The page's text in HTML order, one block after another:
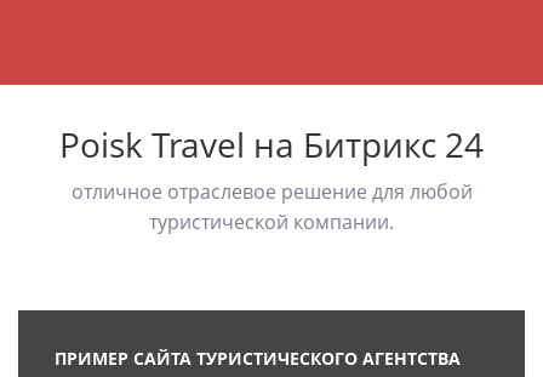
Poisk Travel на Битрикс 24
отличное отраслевое решение для любой
туристической компании.
ПРИМЕР САЙТА ТУРИСТИЧЕСКОГО АГЕНТСТВА